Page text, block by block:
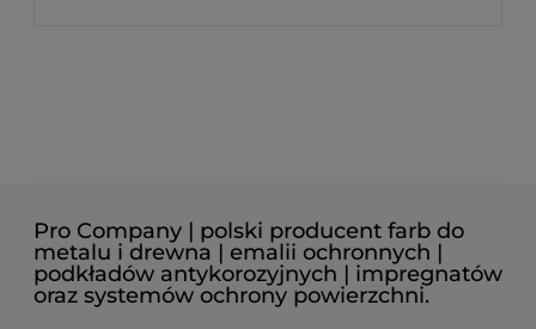
Pro Company | polski producent farb do
metalu i drewna | emalii ochronnych |
podkładów antykorozyjnych | impregnatów
oraz systemów ochrony powierzchni.